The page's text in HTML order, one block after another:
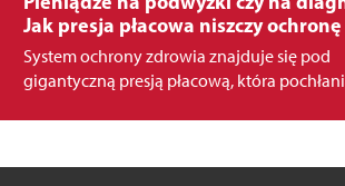
Jak presja płacowa niszczy
System ochrony zdrowia znajduje się pod
gigantyczną presją płacową, która